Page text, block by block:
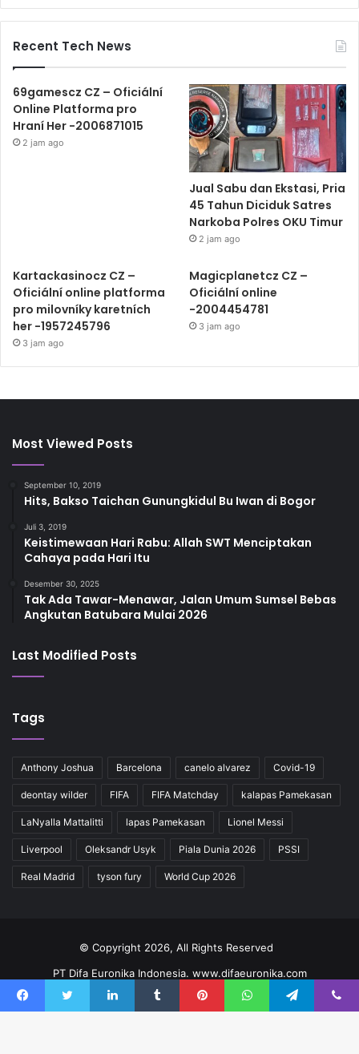
Recent Tech News
69gamescz CZ – Oficiální
Online Platforma pro
Hraní Her -2006871015
2 jam ago
Jual Sabu dan Ekstasi, Pria
45 Tahun Diciduk Satres
Narkoba Polres OKU Timur
2 jam ago
Kartackasinocz CZ –
Oficiální online platforma
pro milovníky karetních
her -1957245796
3 jam ago
Magicplanetcz CZ –
Oficiální online
-2004454781
3 jam ago
Most Viewed Posts
September 10, 2019
Hits, Bakso Taichan Gunungkidul Bu Iwan di Bogor
Juli 3, 2019
Keistimewaan Hari Rabu: Allah SWT Menciptakan
Cahaya pada Hari Itu
Desember 30, 2025
Tak Ada Tawar-Menawar, Jalan Umum Sumsel Bebas
Angkutan Batubara Mulai 2026
Last Modified Posts
Tags
Anthony Joshua Barcelona canelo alvarez Covid-19
deontay wilder FIFA FIFA Matchday kalapas Pamekasan
LaNyalla Mattalitti lapas Pamekasan Lionel Messi
Liverpool Oleksandr Usyk Piala Dunia 2026 PSSI
Real Madrid tyson fury World Cup 2026
© Copyright 2026, All Rights Reserved
PT Difa Euronika Indonesia. www.difaeuronika.com
Redaksi
Kode Etik Pedoman Kontak
FacebookTwitter LinkedIn Tumblr PinterestWhatsAppTelegramViber